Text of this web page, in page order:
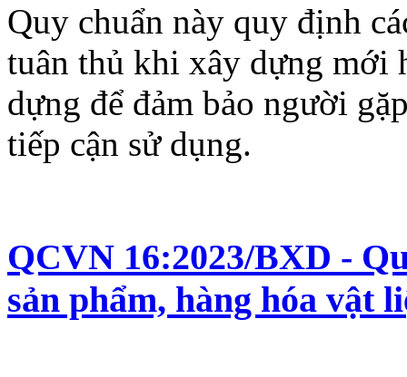
Quy chuẩn này quy định
tuân thủ khi xây dựng mới
dựng để đảm bảo người
tiếp cận sử dụng.
QCVN 16:2023/BXD -
sản phẩm, hàng hóa vật